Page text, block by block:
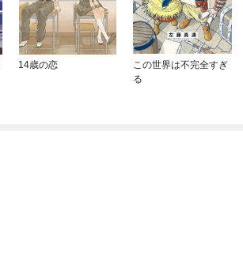
14歳の恋
この世界は不完全すぎ
る